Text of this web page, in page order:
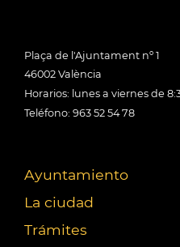
Plaça de l'Ajuntament nº 1
46002 València
Horarios: lunes a viernes de
Teléfono: 963 52 54 78
Ayuntamiento
La ciudad
Trámites